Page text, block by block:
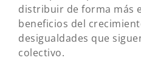
distribuir de forma más
beneficios del
desigualdades que
colectivo.